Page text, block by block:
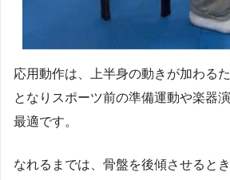
応用動作は、上半身の動きが加わる
となりスポーツ前の準備運動や楽器
最適です。
なれるまでは、骨盤を後傾させると